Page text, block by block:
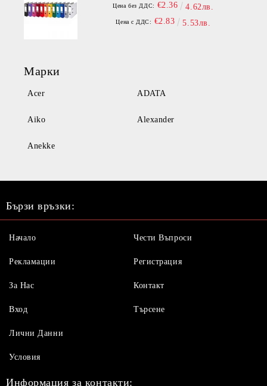
Цена без ДДС: €2.36 4.62лв.
Цена с ДДС: €2.83 5.53лв.
Марки
Acer ADATA
Aiko Alexander
Anekke
Бързи връзки:
Начало
Рекламации
За Нас
Вход
Чести Въпроси
Регистрация
Контакт
Търсене
Лични Данни
Условия
Информация за контакти: